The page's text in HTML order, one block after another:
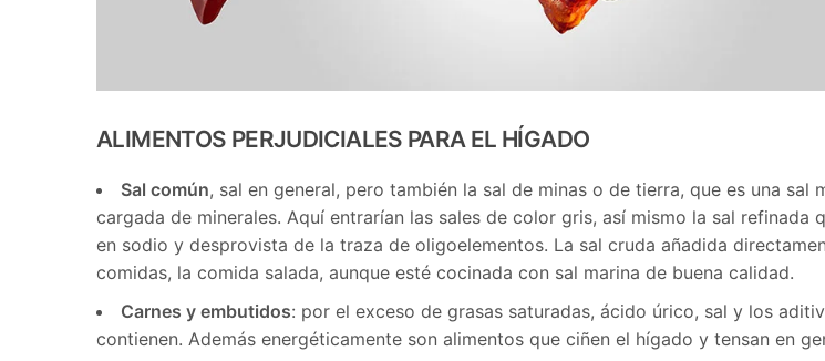
ALIMENTOS PERJUDICIALES PARA EL HÍGADO
Sal común, sal en general, pero también la sal de minas o de tierra, que es una sal
cargada de minerales. Aquí entrarían las sales de color gris, así mismo la sal refinada
en sodio y desprovista de la traza de oligoelementos. La sal cruda añadida
comidas, la comida salada, aunque esté cocinada con sal marina de buena calidad.
Carnes y embutidos: por el exceso de grasas saturadas, ácido úrico, sal y los
contienen. Además energéticamente son alimentos que ciñen el hígado y tensan en